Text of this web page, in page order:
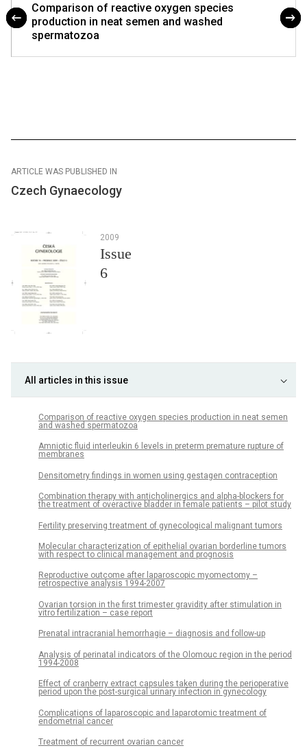
Comparison of reactive oxygen species
production in neat semen and washed
spermatozoa
ARTICLE WAS PUBLISHED IN
Czech Gynaecology
2009
Issue
6
All articles in this issue
Comparison of reactive oxygen species production in neat semen
and washed spermatozoa
Amniotic fluid interleukin 6 levels in preterm premature rupture of
membranes
Densitometry findings in women using gestagen contraception
Combination therapy with anticholinergics and alpha-blockers for
the treatment of overactive bladder in female patients – pilot study
Fertility preserving treatment of gynecological malignant tumors
Molecular characterization of epithelial ovarian borderline tumors
with respect to clinical management and prognosis
Reproductive outcome after laparoscopic myomectomy –
retrospective analysis 1994-2007
Ovarian torsion in the first trimester gravidity after stimulation in
vitro fertilization – case report
Prenatal intracranial hemorrhagie – diagnosis and follow-up
Analysis of perinatal indicators of the Olomouc region in the period
1994-2008
Effect of cranberry extract capsules taken during the perioperative
period upon the post-surgical urinary infection in gynecology
Complications of laparoscopic and laparotomic treatment of
endometrial cancer
Treatment of recurrent ovarian cancer